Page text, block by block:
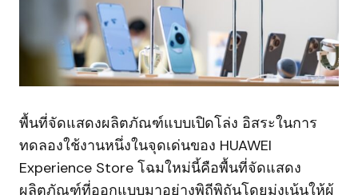
พื้นที่จัดแสดงผลิตภัณฑ์แบบเปิดโล่ง อิสระในการ
ทดลองใช้งานหนึ่งในจุดเด่นของ HUAWEI
Experience Store โฉมใหม่นี้คือพื้นที่จัดแสดง
ผลิตภัณฑ์ที่ออกแบบมาอย่างพิถีพิถันโดยมุ่งเน้นให้ผู้